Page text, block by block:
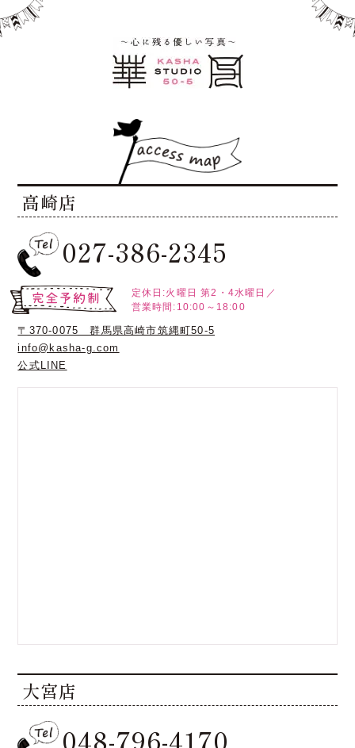
高崎店
027-386-2345
定休日:火曜日 第2・4水曜日／
営業時間:10:00～18:00
〒370-0075 群馬県高崎市筑縄町50-5
info@kasha-g.com
公式LINE
大宮店
048-796-4170
高崎店
高崎店